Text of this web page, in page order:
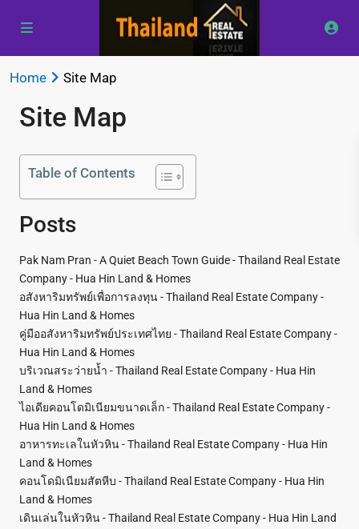
Home Site Map
Site Map
Table of Contents
Posts
Pak Nam Pran - A Quiet Beach Town Guide - Thailand Real Estate
Company - Hua Hin Land & Homes
อสังหาริมทรัพย์เพื่อการลงทุน - Thailand Real Estate Company -
Hua Hin Land & Homes
คู่มืออสังหาริมทรัพย์ประเทศไทย - Thailand Real Estate Company -
Hua Hin Land & Homes
บริเวณสระว่ายน้ำ - Thailand Real Estate Company - Hua Hin
Land & Homes
ไอเดียคอนโดมิเนียมขนาดเล็ก - Thailand Real Estate Company -
Hua Hin Land & Homes
อาหารทะเลในหัวหิน - Thailand Real Estate Company - Hua Hin
Land & Homes
คอนโดมิเนียมสัตหีบ - Thailand Real Estate Company - Hua Hin
Land & Homes
เดินเล่นในหัวหิน - Thailand Real Estate Company - Hua Hin Land